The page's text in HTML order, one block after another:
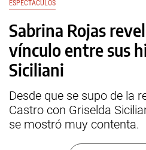
ESPECTÁCULOS
Sabrina Rojas
vínculo entre sus
Siciliani
Desde que se supo de la
Castro con Griselda
se mostró muy contenta.